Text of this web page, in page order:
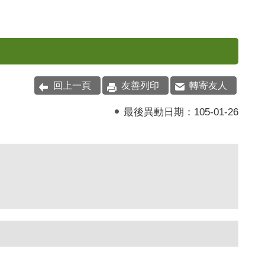
回上一頁 友善列印 轉寄友人
最後異動日期： 105-01-26